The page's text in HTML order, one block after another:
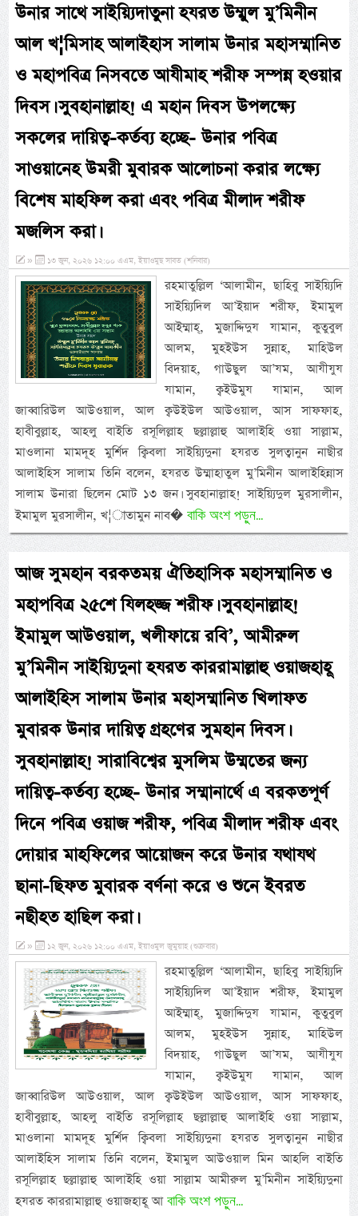
উনার সাথে সাইয়্যিদাতুনা হযরত উম্মুল মু’মিনীন
আল খ¦মিসাহ আলাইহাস সালাম উনার মহাসম্মানিত
ও মহাপবিত্র নিসবতে আযীমাহ শরীফ সম্পন্ন হওয়ার
দিবস। সুবহানাল্লাহ! এ মহান দিবস উপলক্ষ্যে
সকলের দায়িত্ব-কর্তব্য হচ্ছে- উনার পবিত্র
সাওয়ানেহ উমরী মুবারক আলোচনা করার লক্ষ্যে
বিশেষ মাহফিল করা এবং পবিত্র মীলাদ শরীফ
মজলিস করা।
» ১৩ জুন, ২০২৬ ১২:০০ এএম, ইয়াওমুছ সাবত (শনিবার)
রহমাতুল্লিল ‘আলামীন, ছাহিবু সাইয়্যিদি
সাইয়্যিদিল আ’ইয়াদ শরীফ, ইমামুল
আইম্মাহ্, মুজাদ্দিদুয যামান, কুতুবুল
আলম, মুহইউস সুন্নাহ, মাহিউল
বিদয়াহ, গাউছুল আ’যম, আযীযুয
যামান, ক্বইউমুয যামান, আল
জাব্বারিউল আউওয়াল, আল ক্বউইউল আউওয়াল, আস সাফফাহ,
হাবীবুল্লাহ, আহলু বাইতি রসূলিল্লাহ ছল্লাল্লাহু আলাইহি ওয়া সাল্লাম,
মাওলানা মামদূহ মুর্শিদ ক্বিবলা সাইয়্যিদুনা হযরত সুলত্বানুন নাছীর
আলাইহিস সালাম তিনি বলেন, হযরত উম্মাহাতুল মু’মিনীন আলাইহিন্নাস
সালাম উনারা ছিলেন মোট ১৩ জন। সুবহানাল্লাহ! সাইয়্যিদুল মুরসালীন,
ইমামুল মুরসালীন, খ¦াতামুন নাব�বাকি অংশ পড়ুন...
আজ সুমহান বরকতময় ঐতিহাসিক মহাসম্মানিত ও
মহাপবিত্র ২৫শে যিলহজ্জ শরীফ। সুবহানাল্লাহ!
ইমামুল আউওয়াল, খলীফায়ে রবি’, আমীরুল
মু’মিনীন সাইয়্যিদুনা হযরত কাররামাল্লাহু ওয়াজহাহূ
আলাইহিস সালাম উনার মহাসম্মানিত খিলাফত
মুবারক উনার দায়িত্ব গ্রহণের সুমহান দিবস।
সুবহানাল্লাহ! সারাবিশ্বের মুসলিম উম্মতের জন্য
দায়িত্ব-কর্তব্য হচ্ছে- উনার সম্মানার্থে এ বরকতপূর্ণ
দিনে পবিত্র ওয়াজ শরীফ, পবিত্র মীলাদ শরীফ এবং
দোয়ার মাহফিলের আয়োজন করে উনার যথাযথ
ছানা-ছিফত মুবারক বর্ণনা করে ও শুনে ইবরত
নছীহত হাছিল করা।
» ১২ জুন, ২০২৬ ১২:০০ এএম, ইয়াওমুল জুমুয়াহ (শুক্রবার)
রহমাতুল্লিল ‘আলামীন, ছাহিবু সাইয়্যিদি
সাইয়্যিদিল আ’ইয়াদ শরীফ, ইমামুল
আইম্মাহ্, মুজাদ্দিদুয যামান, কুতুবুল
আলম, মুহইউস সুন্নাহ, মাহিউল
বিদয়াহ, গাউছুল আ’যম, আযীযুয
যামান, ক্বইউমুয যামান, আল
জাব্বারিউল আউওয়াল, আল ক্বউইউল আউওয়াল, আস সাফফাহ,
হাবীবুল্লাহ, আহলু বাইতি রসূলিল্লাহ ছল্লাল্লাহু আলাইহি ওয়া সাল্লাম,
মাওলানা মামদূহ মুর্শিদ ক্বিবলা সাইয়্যিদুনা হযরত সুলত্বানুন নাছীর
আলাইহিস সালাম তিনি বলেন, ইমামুল আউওয়াল মিন আহলি বাইতি
রসূলিল্লাহ ছল্লাল্লাহু আলাইহি ওয়া সাল্লাম আমীরুল মু’মিনীন সাইয়্যিদুনা
হযরত কাররামাল্লাহু ওয়াজহাহূ আবাকি অংশ পড়ুন...